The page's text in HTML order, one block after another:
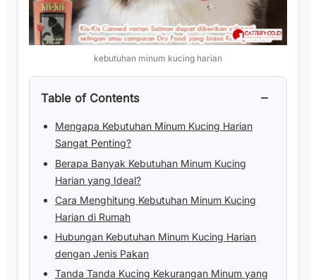
kebutuhan minum kucing harian
Table of Contents −
Mengapa Kebutuhan Minum Kucing Harian
Sangat Penting?
Berapa Banyak Kebutuhan Minum Kucing
Harian yang Ideal?
Cara Menghitung Kebutuhan Minum Kucing
Harian di Rumah
Hubungan Kebutuhan Minum Kucing Harian
dengan Jenis Pakan
Tanda Tanda Kucing Kekurangan Minum yang